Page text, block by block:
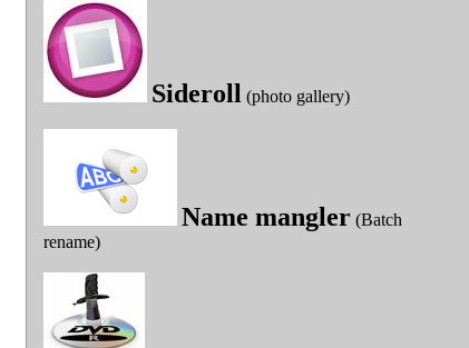
Sideroll (photo gallery)
Name mangler (Batch
rename)